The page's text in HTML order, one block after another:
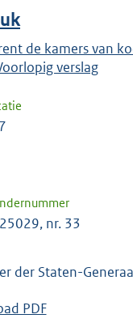
de kamers van
verslag
nr. 33
der Staten-
PDF